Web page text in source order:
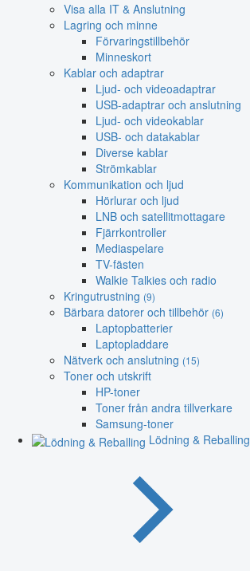
Visa alla IT & Anslutning
Lagring och minne
Förvaringstillbehör
Minneskort
Kablar och adaptrar
Ljud- och videoadaptrar
USB-adaptrar och anslutning
Ljud- och videokablar
USB- och datakablar
Diverse kablar
Strömkablar
Kommunikation och ljud
Hörlurar och ljud
LNB och satellitmottagare
Fjärrkontroller
Mediaspelare
TV-fästen
Walkie Talkies och radio
Kringutrustning (9)
Bärbara datorer och tillbehör (6)
Laptopbatterier
Laptopladdare
Nätverk och anslutning (15)
Toner och utskrift
HP-toner
Toner från andra tillverkare
Samsung-toner
Lödning & Reballing